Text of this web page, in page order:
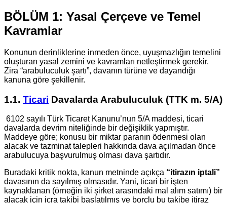
BÖLÜM 1: Yasal Çerçeve ve Temel
Kavramlar
Konunun derinliklerine inmeden önce, uyuşmazlığın temelini
oluşturan yasal zemini ve kavramları netleştirmek gerekir.
Zira “arabuluculuk şartı”, davanın türüne ve dayandığı
kanuna göre şekillenir.
1.1. Ticari Davalarda Arabuluculuk (TTK m. 5/A)
6102 sayılı Türk Ticaret Kanunu’nun 5/A maddesi, ticari
davalarda devrim niteliğinde bir değişiklik yapmıştır.
Maddeye göre; konusu bir miktar paranın ödenmesi olan
alacak ve tazminat talepleri hakkında dava açılmadan önce
arabulucuya başvurulmuş olması dava şartıdır.
Buradaki kritik nokta, kanun metninde açıkça “itirazın iptali”
davasının da sayılmış olmasıdır. Yani, ticari bir işten
kaynaklanan (örneğin iki şirket arasındaki mal alım satımı) bir
alacak için icra takibi başlatılmış ve borçlu bu takibe itiraz